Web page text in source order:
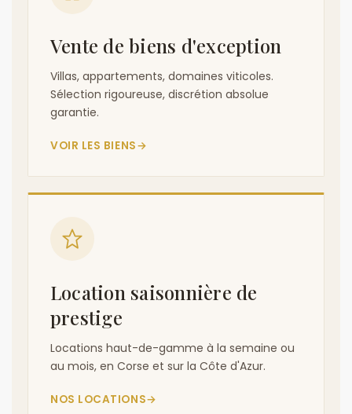
Vente de biens d'exception
Villas, appartements, domaines viticoles.
Sélection rigoureuse, discrétion absolue
garantie.
VOIR LES BIENS→
Location saisonnière de
prestige
Locations haut-de-gamme à la semaine ou
au mois, en Corse et sur la Côte d'Azur.
NOS LOCATIONS→